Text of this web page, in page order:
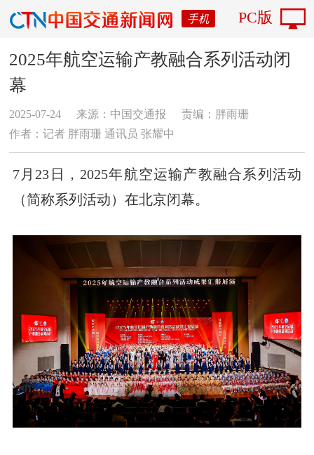
手机 PC版
2025年航空运输产教融合系列活动闭
幕
2025-07-24 来源：中国交通报
责编：胖雨珊
作者：记者 胖雨珊 通讯员 张耀中
7月23日，2025年航空运输产教融合系列活动
（简称系列活动）在北京闭幕。